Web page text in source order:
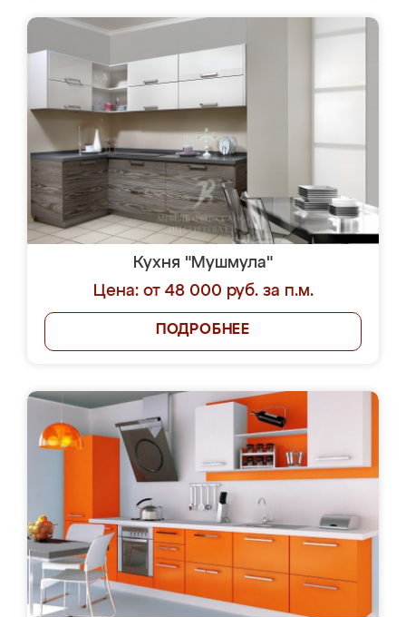
Кухня "Мушмула"
Цена: от 48 000 руб. за п.м.
ПОДРОБНЕЕ